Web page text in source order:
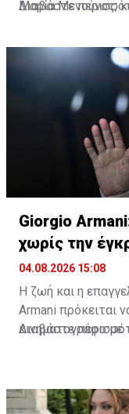
Μαρία Μενούνος,
πλευρό της τη
προσκύνημα που,
σημασία για την ίδια.
Διαβάστε
Giorgio
χωρίς την
04.08.2026 15:08
Η ζωή και η
Armani πρόκειται
κινηματογράφο με
Διαβάστε